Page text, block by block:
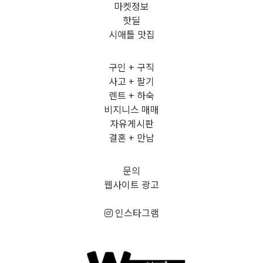
마켓정보
핫딜
시애틀 맛집
구인 + 구직
사고 + 팔기
렌트 + 하숙
비지니스 매매
자유게시판
결혼 + 만남
문의
웹사이트 광고
인스타그램